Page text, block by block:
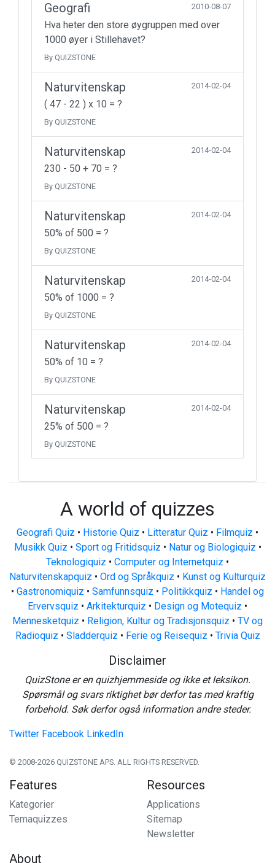
Geografi 2010-08-07
Hva heter den store øygruppen med over
1000 øyer i Stillehavet?
By QUIZSTONE
Naturvitenskap 2014-02-04
( 47 - 22 ) x 10 = ?
By QUIZSTONE
Naturvitenskap 2014-02-04
230 - 50 + 70 = ?
By QUIZSTONE
Naturvitenskap 2014-02-04
50% of 500 = ?
By QUIZSTONE
Naturvitenskap 2014-02-04
50% of 1000 = ?
By QUIZSTONE
Naturvitenskap 2014-02-04
50% of 10 = ?
By QUIZSTONE
Naturvitenskap 2014-02-04
25% of 500 = ?
By QUIZSTONE
A world of quizzes
Geografi Quiz • Historie Quiz • Litteratur Quiz • Filmquiz •
Musikk Quiz • Sport og Fritidsquiz • Natur og Biologiquiz •
Teknologiquiz • Computer og Internetquiz •
Naturvitenskapquiz • Ord og Språkquiz • Kunst og Kulturquiz
• Gastronomiquiz • Samfunnsquiz • Politikkquiz • Handel og
Ervervsquiz • Arkitekturquiz • Design og Motequiz •
Mennesketquiz • Religion, Kultur og Tradisjonsquiz • TV og
Radioquiz • Sladderquiz • Ferie og Reisequiz • Trivia Quiz
Disclaimer
QuizStone er en quizhjemmeside og ikke et leksikon.
Spørsmål og svars riktighet bør derfor tas med kraftig
forbehold. Søk derfor også information andre steder.
Twitter Facebook LinkedIn
© 2008-2026 QUIZSTONE APS. ALL RIGHTS RESERVED.
Features
Kategorier
Temaquizzes
Resources
Applications
Sitemap
Newsletter
About